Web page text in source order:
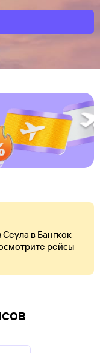
в Бангкок
рейсы